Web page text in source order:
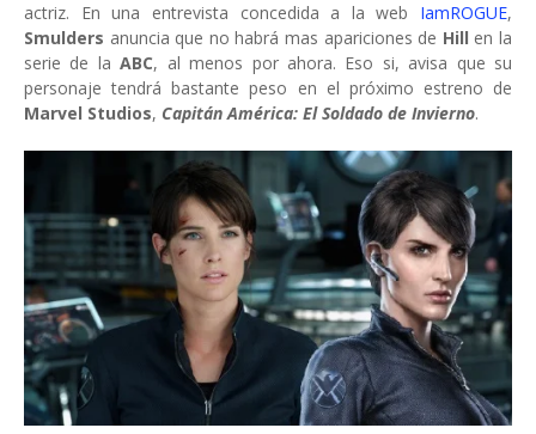
actriz. En una entrevista concedida a la web IamROGUE,
Smulders anuncia que no habrá mas apariciones de Hill en la
serie de laABC, al menos por ahora. Eso si, avisa que su
personaje tendrá bastante peso en el próximo estreno de
Marvel Studios, Capitán América: El Soldado de Invierno.